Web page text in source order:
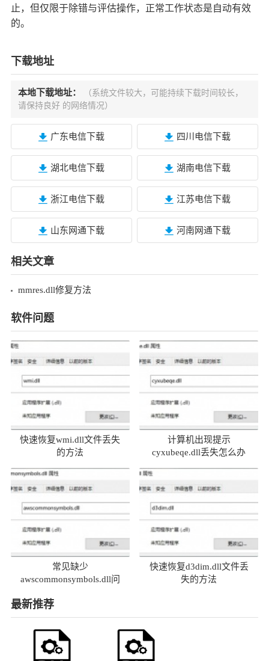
止，但仅限于除错与评估操作，正常工作状态是自动有效
的。
下载地址
本地下载地址：
（系统文件较大，可能持续下载时间较长，
请保持良好 的网络情况）
广东电信下载 四川电信下载
湖北电信下载 湖南电信下载
浙江电信下载 江苏电信下载
山东网通下载 河南网通下载
相关文章
mmres.dll修复方法
软件问题
快速恢复wmi.dll文件丢失
的方法
计算机出现提示
cyxubeqe.dll丢失怎么办
常见缺少
awscommonsymbols.dll问
快速恢复d3dim.dll文件丢
失的方法
最新推荐